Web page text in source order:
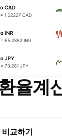
율계
교하기